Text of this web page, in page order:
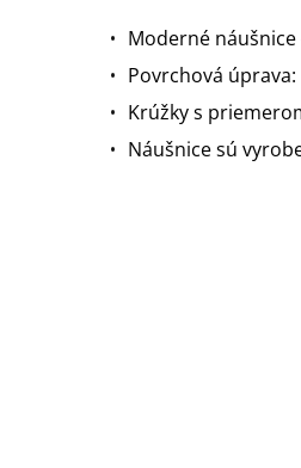
Moderné náušnice
Povrchová úprava:
Krúžky s
Náušnice sú